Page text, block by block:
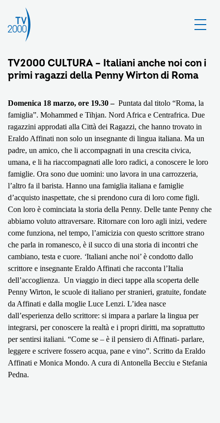
TV2000 CULTURA – Italiani anche noi con i
primi ragazzi della Penny Wirton di Roma
Domenica 18 marzo, ore 19.30 –Puntata dal titolo “Roma, la
famiglia”. Mohammed e Tihjan. Nord Africa e Centrafrica. Due
ragazzini approdati alla Città dei Ragazzi, che hanno trovato in
Eraldo Affinati non solo un insegnante di lingua italiana. Ma un
padre, un amico, che li accompagnati in una crescita civica,
umana, e li ha riaccompagnati alle loro radici, a conoscere le loro
famiglie. Ora sono due uomini: uno lavora in una carrozzeria,
l’altro fa il barista. Hanno una famiglia italiana e famiglie
d’acquisto inaspettate, che si prendono cura di loro come figli.
Con loro è cominciata la storia della Penny. Delle tante Penny che
abbiamo voluto attraversare. Ritornare con loro agli inizi, vedere
come funziona, nel tempo, l’amicizia con questo scrittore strano
che parla in romanesco, è il succo di una storia di incontri che
cambiano, testa e cuore. ‘Italiani anche noi’ è condotto dallo
scrittore e insegnante Eraldo Affinati che racconta l’Italia
dell’accoglienza. Un viaggio in dieci tappe alla scoperta delle
Penny Wirton, le scuole di italiano per stranieri, gratuite, fondate
da Affinati e dalla moglie Luce Lenzi. L’idea nasce
dall’esperienza dello scrittore: si impara a parlare la lingua per
integrarsi, per conoscere la realtà e i propri diritti, ma soprattutto
per sentirsi italiani. “Come se – è il pensiero di Affinati- parlare,
leggere e scrivere fossero acqua, pane e vino”. Scritto da Eraldo
Affinati e Monica Mondo. A cura di Antonella Becciu e Stefania
Pedna.